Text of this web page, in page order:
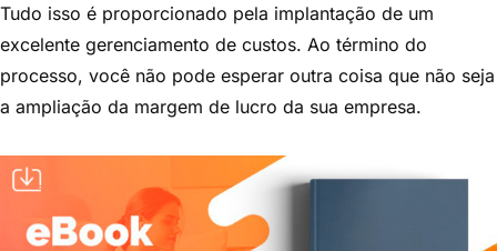
Tudo isso é proporcionado pela implantação de um
excelente gerenciamento de custos. Ao término do
processo, você não pode esperar outra coisa que não seja
a ampliação da margem de lucro da sua empresa.